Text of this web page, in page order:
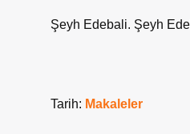
Şeyh Edebali. Şeyh
Tarih: Makaleler